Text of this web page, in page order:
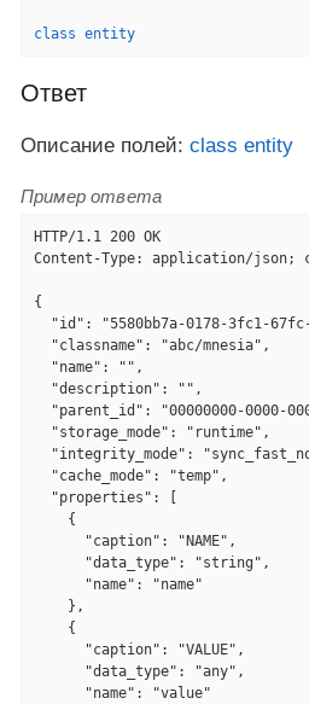
class entity
Ответ
Описание полей: class entity
Пример ответа
HTTP/1.1 200 OK
Content-Type: application/json;
{
"id": "5580bb7a-0178-3fc1-
  "classname": "abc/mnesia",
  "name": "",
  "description": "",
"parent_id": "00000000-0000-
  "storage_mode": "runtime",
"integrity_mode":
  "cache_mode": "temp",
  "properties": [
    {
      "caption": "NAME",
      "data_type": "string",
      "name": "name"
    },
    {
      "caption": "VALUE",
      "data_type": "any",
      "name": "value"